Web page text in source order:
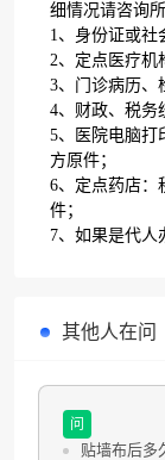
细情况请咨询
1、身份证或社
2、定点医疗机
3、门诊病历、
4、财政、税务
5、医院电脑打
方原件；
6、定点药店：
件；
7、如果是代人
其他人在问
问
贴墙布后多